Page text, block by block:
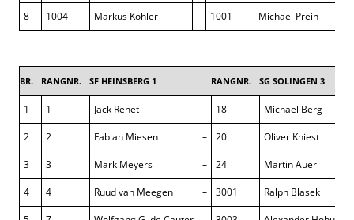
8 1004 Markus Köhler – 1001 Michael Prein
BR. RANGNR. SF HEINSBERG 1 RANGNR. SG SOLINGEN 3
1 1 Jack Renet – 18 Michael Berg
2 2 Fabian Miesen – 20 Oliver Kniest
3 3 Mark Meyers – 24 Martin Auer
4 4 Ruud van Meegen – 3001 Ralph Blasek